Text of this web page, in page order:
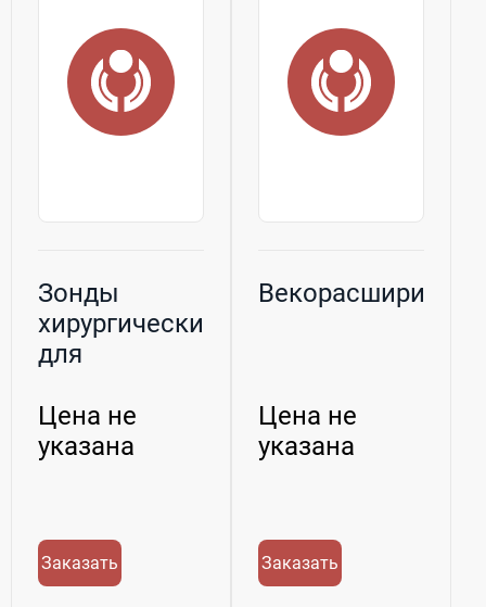
Зонды
хирургические
для
Цена не
указана
Заказать
Векорасширители
Цена не
указана
Заказать